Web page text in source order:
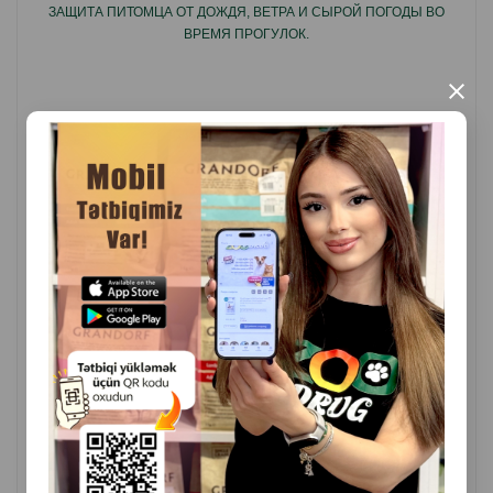
×
низких температур
липучки его можно свободно и легко отрегулировать
по силуэту собаки.
Надевать и снимать куртку amiplay - сплошное
удовольствие, не требующее много времени и сил.
В верхней части есть специальное отверстие,
благодаря которому поводок можно легко прикрепить
к ошейнику или шлейке под одеждой.
Преимущества:
Оригинальный внешний вид.
Изолированный.
Водонепроницаемый.
С мягким флисом.
ЗАЩИТА ПИТОМЦА ОТ ДОЖДЯ, ВЕТРА И СЫРОЙ ПОГОДЫ ВО
ВРЕМЯ ПРОГУЛОК.
( Отзывы)
Цена
Купить
1 шт
33.00
КУПИТЬ